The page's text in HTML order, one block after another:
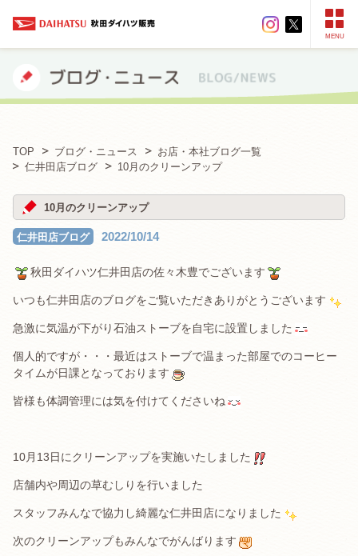
MENU
TOP ブログ・ニュース
お店・本社ブログ一覧
仁井田店ブログ
10月のクリーンアップ
10月のクリーンアップ
仁井田店ブログ 2022/10/14
秋田ダイハツ仁井田店の佐々木豊でございます
いつも仁井田店のブログをご覧いただきありがとうございます
急激に気温が下がり石油ストーブを自宅に設置しました
個人的ですが・・・最近はストーブで温まった部屋でのコーヒー
タイムが日課となっております
皆様も体調管理には気を付けてくださいね
10月13日にクリーンアップを実施いたしました
店舗内や周辺の草むしりを行いました
スタッフみんなで協力し綺麗な仁井田店になりました
次のクリーンアップもみんなでがんばります